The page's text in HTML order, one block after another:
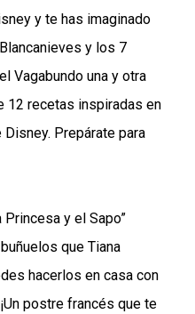
y te has imaginado
y los 7
Vagabundo una y otra
12 recetas inspiradas en
Prepárate para
Princesa y el Sapo”
que Tiana
hacerlos en casa con
postre francés que te